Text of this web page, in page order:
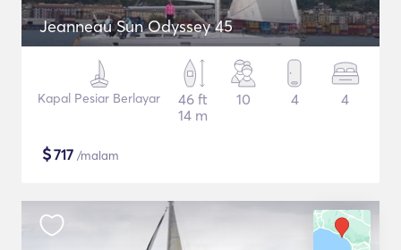
Jeanneau Sun Odyssey 45
Kapal Pesiar Berlayar
46 ft
14 m
10 4 4
$717 /malam